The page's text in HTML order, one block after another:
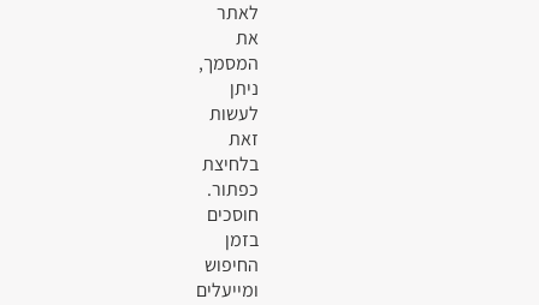
לאתר
את
המסמך,
ניתן
לעשות
זאת
בלחיצת
כפתור.
חוסכים
בזמן
החיפוש
ומייעלים